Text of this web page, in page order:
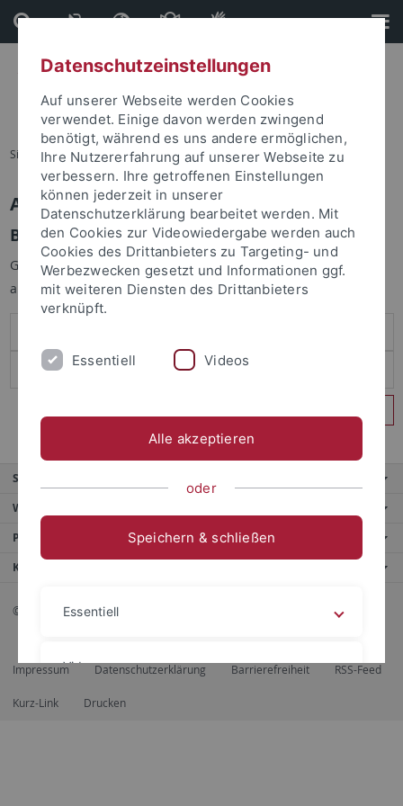
Direkt
zum
Inhalt
Direkt
zur
Fußleiste
Sie sind hier: Startseite
Anmelden
Benutzeranmeldung
Geben Sie Ihren Benutzernamen und Ihr Passwort an um sich
anzumelden:
Service
Weitere Angebote
Portale
Kontaktinfo
© 2026 Eberhard Karls Universität Tübingen, Tübingen
Impressum Datenschutzerklärung Barrierefreiheit RSS-Feed
Kurz-Link Drucken
Datenschutzeinstellungen
Auf unserer Webseite werden Cookies
verwendet. Einige davon werden zwingend
benötigt, während es uns andere ermöglichen,
Ihre Nutzererfahrung auf unserer Webseite zu
verbessern. Ihre getroffenen Einstellungen
können jederzeit in unserer
Datenschutzerklärung bearbeitet werden. Mit
den Cookies zur Videowiedergabe werden auch
Cookies des Drittanbieters zu Targeting- und
Werbezwecken gesetzt und Informationen ggf.
mit weiteren Diensten des Drittanbieters
verknüpft.
Essentiell Videos
Alle akzeptieren
oder
Speichern & schließen
Essentiell
Videos